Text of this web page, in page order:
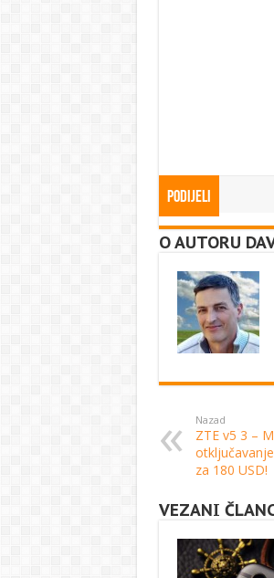
Podijeli
O AUTORU
Nazad
ZTE v5 3 –
za 180 USD!
VEZANI